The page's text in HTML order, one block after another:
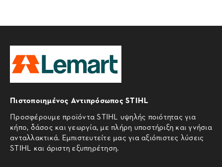
Πιστοποιημένος Αντιπρόσωπος STIHL
Προσφέρουμε προϊόντα STIHL υψηλής ποιότητας για
κήπο, δάσος και γεωργία, με πλήρη υποστήριξη και γνήσια
ανταλλακτικά. Εμπιστευτείτε μας για αξιόπιστες λύσεις
STIHL και άριστη εξυπηρέτηση.